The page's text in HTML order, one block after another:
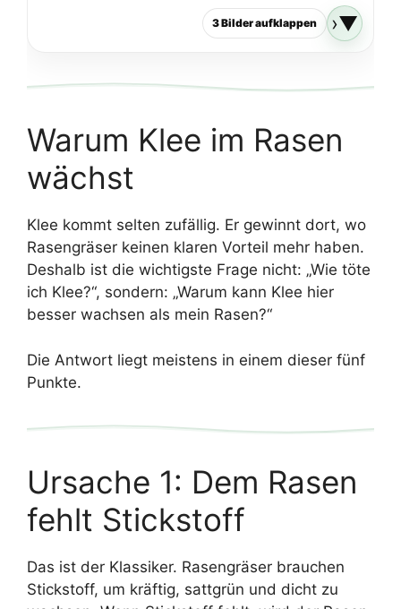
3 Bilder aufklappen ▼
niedrigen Teppich-Wuchs.
Verwechslung: Hornklee wirkt feiner und blüht meist gelb –
Warum Klee im Rasen
wächst
Klee kommt selten zufällig. Er gewinnt dort, wo
Rasengräser keinen klaren Vorteil mehr haben.
Deshalb ist die wichtigste Frage nicht: „Wie töte
ich Klee?“, sondern: „Warum kann Klee hier
besser wachsen als mein Rasen?“
Die Antwort liegt meistens in einem dieser fünf
Punkte.
Ursache 1: Dem Rasen
fehlt Stickstoff
Das ist der Klassiker. Rasengräser brauchen
Stickstoff, um kräftig, sattgrün und dicht zu